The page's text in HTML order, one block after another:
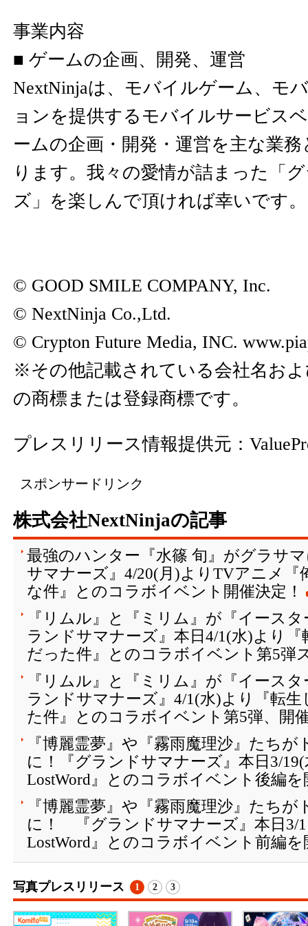
事業内容
■ ゲームの企画、開発、運営
NextNinjaは、モバイルゲーム、モ
ョンを提供するモバイルサービス
ームの企画・開発・運営を主な業
ります。我々の愛情が詰まった「
ズ」を楽しんで頂ければ幸いです。
© GOOD SMILE COMPANY, Inc.
© NextNinja Co.,Ltd.
© Crypton Future Media, INC.
※その他記載されている会社名お
の商標または登録商標です。
プレスリリース情報提供元：
スポンサードリンク
株式会社NextNinjaの記事
最強のハンター『水篠 旬』がグラサ
サマナーズ』4/20(月)よりTVアニメ
な件』とのコラボイベント開催決定！
『リムル』と『ミリム』が『イース
ランドサマナーズ』本日4/1(水)より
だった件』とのコラボイベント第5弾
『リムル』と『ミリム』が『イース
ランドサマナーズ』4/1(水)より『転
た件』とのコラボイベント第5弾、開
『博麗霊夢』や『霧雨魔理沙』たち
に！『グランドサマナーズ』本日3/
LostWord』とのコラボイベント後編を
『博麗霊夢』や『霧雨魔理沙』たち
に！ 『グランドサマナーズ』本日3/
LostWord』とのコラボイベント前編を
写真プレスリリース 1 2 3